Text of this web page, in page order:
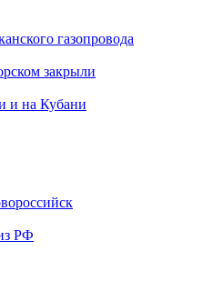
газопровода
закрыли
и на Кубани
РФ